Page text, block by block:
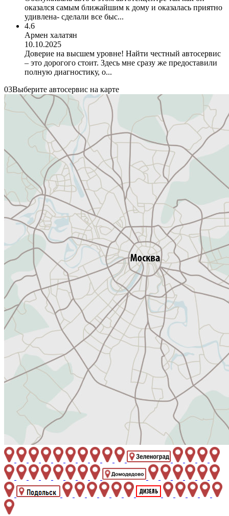
оказался самым ближайшим к дому и оказалась приятно
удивлена- сделали все быс...
4.6
Армен халатян
10.10.2025
Доверие на высшем уровне! Найти честный автосервис
– это дорогого стоит. Здесь мне сразу же предоставили
полную диагностику, о...
03Выберите автосервис на карте